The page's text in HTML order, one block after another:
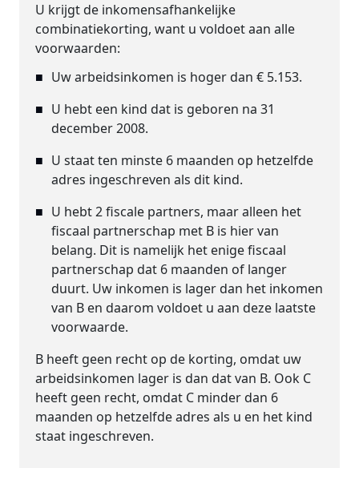
U krijgt de inkomensafhankelijke
combinatiekorting, want u voldoet aan alle
voorwaarden:
Uw arbeidsinkomen is hoger dan € 5.153.
U hebt een kind dat is geboren na 31
december 2008.
U staat ten minste 6 maanden op hetzelfde
adres ingeschreven als dit kind.
U hebt 2 fiscale partners, maar alleen het
fiscaal partnerschap met B is hier van
belang. Dit is namelijk het enige fiscaal
partnerschap dat 6 maanden of langer
duurt. Uw inkomen is lager dan het inkomen
van B en daarom voldoet u aan deze laatste
voorwaarde.
B heeft geen recht op de korting, omdat uw
arbeidsinkomen lager is dan dat van B. Ook C
heeft geen recht, omdat C minder dan 6
maanden op hetzelfde adres als u en het kind
staat ingeschreven.